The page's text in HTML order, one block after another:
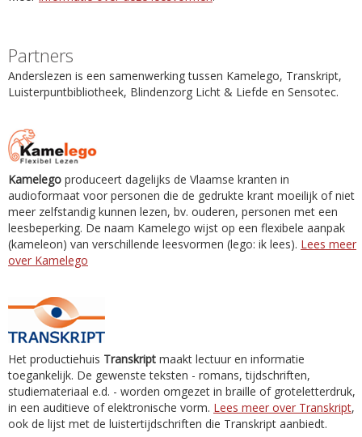
Partners
Anderslezen is een samenwerking tussen Kamelego, Transkript,
Luisterpuntbibliotheek, Blindenzorg Licht & Liefde en Sensotec.
Kamelego produceert dagelijks de Vlaamse kranten in
audioformaat voor personen die de gedrukte krant moeilijk of niet
meer zelfstandig kunnen lezen, bv. ouderen, personen met een
leesbeperking. De naam Kamelego wijst op een flexibele aanpak
(kameleon) van verschillende leesvormen (lego: ik lees). Lees meer
over Kamelego
Het productiehuis Transkript maakt lectuur en informatie
toegankelijk. De gewenste teksten - romans, tijdschriften,
studiemateriaal e.d. - worden omgezet in braille of groteletterdruk,
in een auditieve of elektronische vorm. Lees meer over Transkript,
ook de lijst met de luistertijdschriften die Transkript aanbiedt.